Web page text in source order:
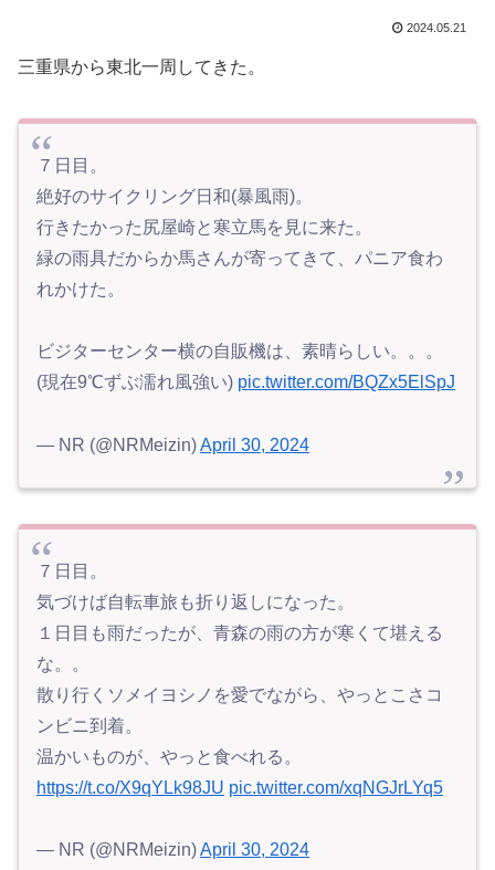
2024.05.21
三重県から東北一周してきた。
７日目。
絶好のサイクリング日和(暴風雨)。
行きたかった尻屋崎と寒立馬を見に来た。
緑の雨具だからか馬さんが寄ってきて、パニア食わ
れかけた。
ビジターセンター横の自販機は、素晴らしい。。。
(現在9℃ずぶ濡れ風強い) pic.twitter.com/BQZx5ElSpJ
— NR (@NRMeizin)April 30, 2024
７日目。
気づけば自転車旅も折り返しになった。
１日目も雨だったが、青森の雨の方が寒くて堪える
な。。
散り行くソメイヨシノを愛でながら、やっとこさコ
ンビニ到着。
温かいものが、やっと食べれる。
https://t.co/X9qYLk98JU pic.twitter.com/xqNGJrLYq5
— NR (@NRMeizin)April 30, 2024